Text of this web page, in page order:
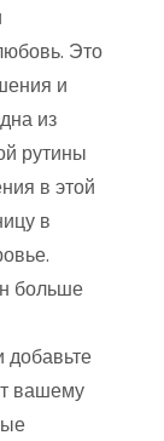
Это
и
из
рутины
в этой
в
больше
добавьте
вашему